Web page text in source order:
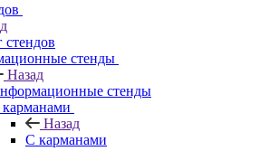
стендов
стенды
Назад
стенды
Назад
С карманами